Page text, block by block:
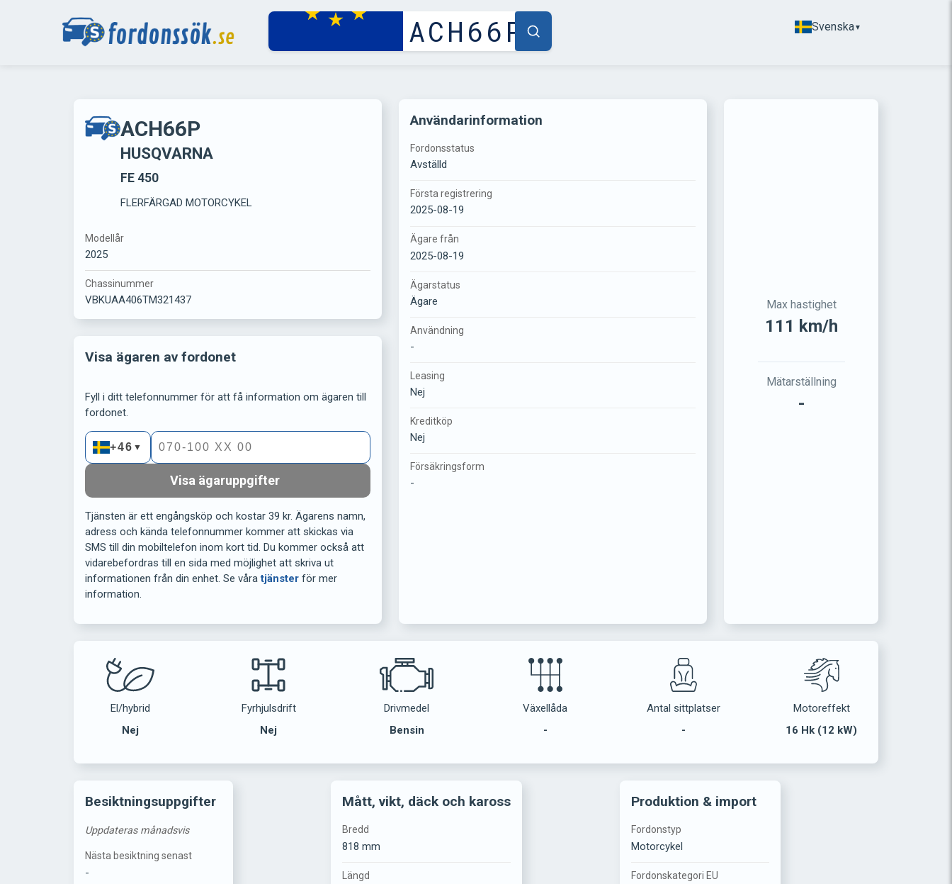
Svenska▼
ACH66P
HUSQVARNA
FE 450
FLERFÄRGAD MOTORCYKEL
Modellår
2025
Chassinummer
VBKUAA406TM321437
Visa ägaren av fordonet
Fyll i ditt telefonnummer för att få information om ägaren till
fordonet.
+46 ▼
Visa ägaruppgifter
Tjänsten är ett engångsköp och kostar 39 kr. Ägarens namn,
adress och kända telefonnummer kommer att skickas via
SMS till din mobiltelefon inom kort tid. Du kommer också att
vidarebefordras till en sida med möjlighet att skriva ut
informationen från din enhet. Se våratjänster för mer
information.
Användarinformation
Fordonsstatus
Avställd
Första registrering
2025-08-19
Ägare från
2025-08-19
Ägarstatus
Ägare
Användning
-
Leasing
Nej
Kreditköp
Nej
Försäkringsform
-
Max hastighet
111 km/h
Mätarställning
-
El/hybrid
Nej
Fyrhjulsdrift
Nej
Drivmedel
Bensin
Växellåda
-
Antal sittplatser
-
Motoreffekt
16 Hk (12 kW)
Besiktningsuppgifter
Uppdateras månadsvis
Nästa besiktning senast
-
Mått, vikt, däck och kaross
Bredd
818 mm
Längd
Produktion & import
Fordonstyp
Motorcykel
Fordonskategori EU